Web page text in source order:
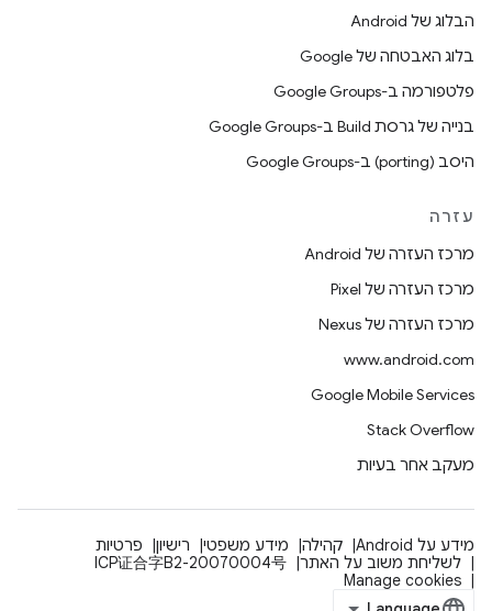
הבלוג של Android
בלוג האבטחה של Google
פלטפורמה ב-Google Groups
בנייה של גרסת Build ב-Google Groups
היסב (porting) ב-Google Groups
עזרה
מרכז העזרה של Android
מרכז העזרה של Pixel
מרכז העזרה של Nexus
www.android.com
Google Mobile Services
Stack Overflow
מעקב אחר בעיות
מידע על Android קהילה מידע משפטי רישיון
פרטיות
לשליחת משוב על האתר
ICP证合字B2-20070004号
Manage cookies